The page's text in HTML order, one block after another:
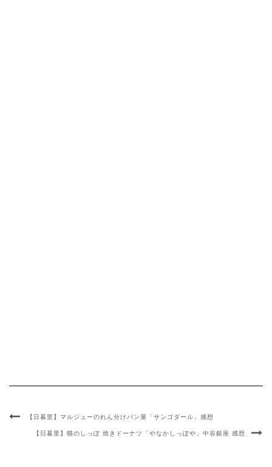
【日暮里】マルジューのれん分けパン屋「サンゴダール」感想
【日暮里】猫のしっぽ 焼きドーナツ「やなかしっぽや」中谷銀座 感想